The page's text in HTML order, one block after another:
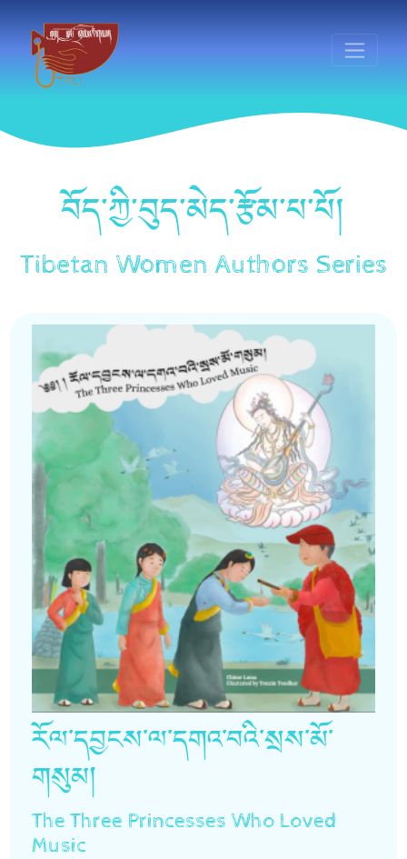
བོད་ཀྱི་བུད་མེད་རྩོམ་པ་པོ།
Tibetan Women Authors Series
རོལ་དབྱངས་ལ་དགའ་བའི་སྲས་མོ་
གསུམ།
The Three Princesses Who Loved
Music